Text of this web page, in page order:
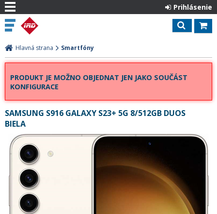
Prihlásenie
Hlavná strana Smartfóny
PRODUKT JE MOŽNO OBJEDNAT JEN JAKO SOUČÁST
KONFIGURACE
SAMSUNG S916 GALAXY S23+ 5G 8/512GB DUOS
BIELA